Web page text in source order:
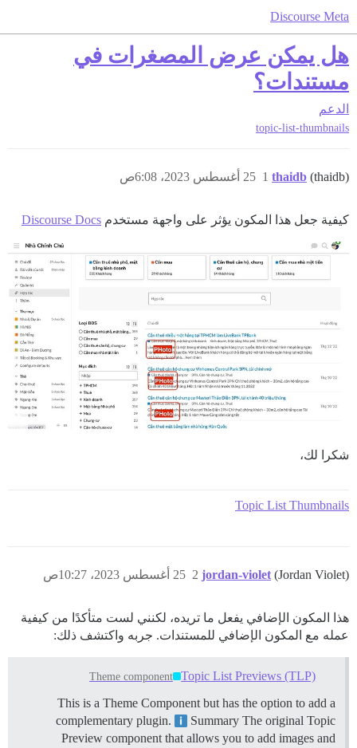
Discourse Meta
هل يمكن عرض المصغرات في
مستندات؟
الدعم
topic-list-thumbnails
thaidb (thaidb) 25 أغسطس 2023، 6:08ص 1
كيفية جعل هذا المكون يؤثر على واجهة مستخدم Discourse Docs
شكرا لك،
Topic List Thumbnails
jordan-violet (Jordan Violet) 25 أغسطس 2023، 10:27ص 2
هذا المكون الإضافي يفعل ما تريده، لكنني لست متأكدًا من كيفية
عمله مع المكون الإضافي للمستندات. جربه واكتشف ذلك:
Topic List Previews (TLP)
Theme component
This is a Theme Component but has the option to add a
complementary plugin.
Summary The original Topic
Preview component that allows you to add images and